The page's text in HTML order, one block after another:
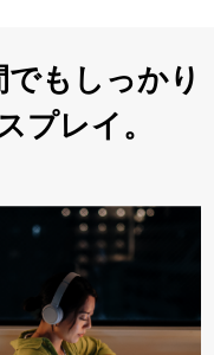
でもしっかり
プレイ。